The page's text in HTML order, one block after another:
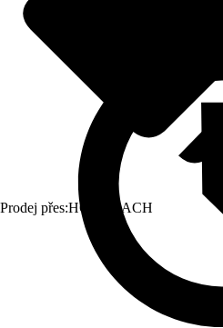
Prodej přes:HORNBACH